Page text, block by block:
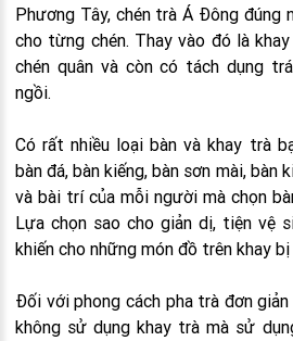
Phương Tây, chén trà Á Đông đúng
cho từng chén. Thay vào đó là
chén quân và còn có tách dụng
ngồi.
Có rất nhiều loại bàn và khay trà
bàn đá, bàn kiếng, bàn sơn mài, bàn
và bài trí của mỗi người mà chọn
Lựa chọn sao cho giản dị, tiện vệ
khiến cho những món đồ trên khay
Đối với phong cách pha trà đơn
không sử dụng khay trà mà sử